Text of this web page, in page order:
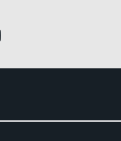
fenêtre)
(Nouvelle fenêtre)
(Nouvelle
page Tik Tok (Nouvelle